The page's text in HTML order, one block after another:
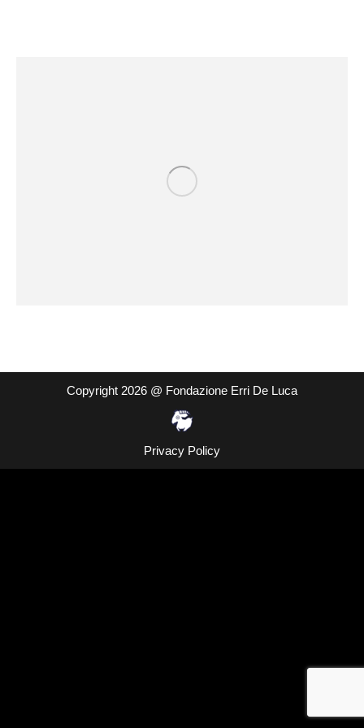
Copyright 2026 @ Fondazione Erri De Luca
Privacy Policy